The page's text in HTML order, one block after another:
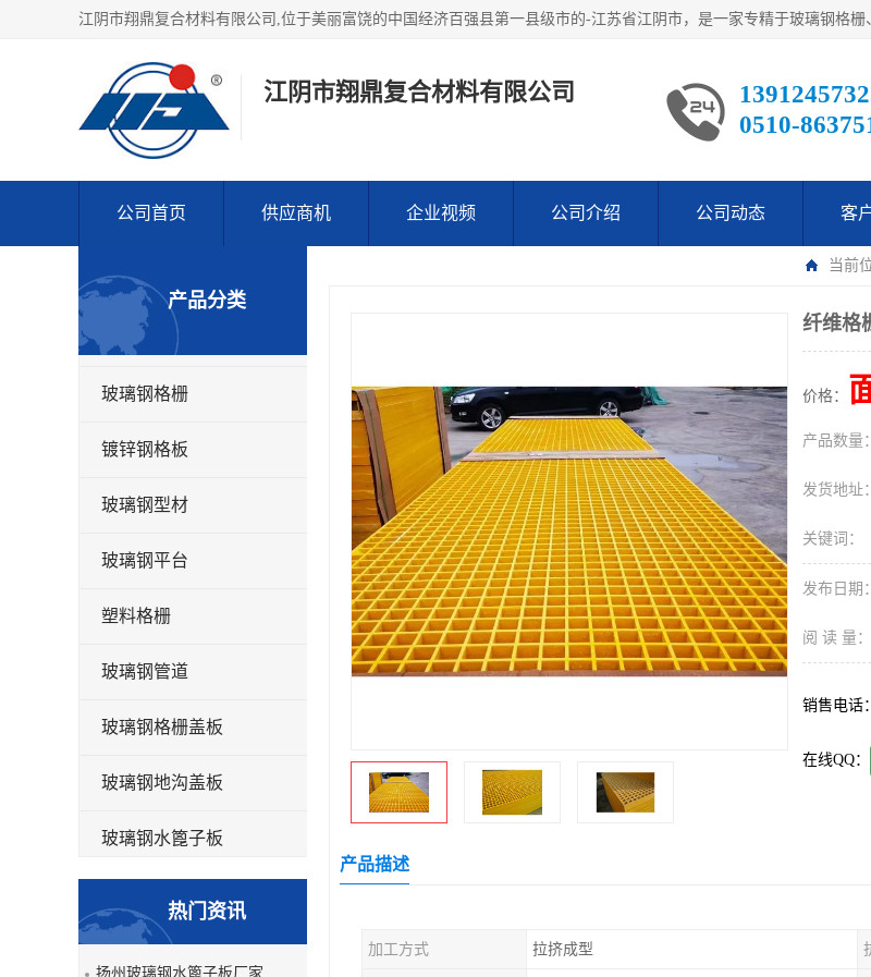
江阴市翔鼎复合材料有限公司
0510-
公司首页 供应商机 企业视频 公司介绍 公司动态 客
当前
产品分类
玻璃钢格栅
镀锌钢格板
玻璃钢型材
玻璃钢平台
塑料格栅
玻璃钢管道
玻璃钢格栅盖板
玻璃钢地沟盖板
玻璃钢水篦子板
玻璃钢平板
热门资讯
扬州玻璃钢水篦子板厂家
纤维格
价格：
产品数量：
发货地址：
关键词：
发布日期：
阅 读 量：
销售电话：
在线QQ：
产品描述
加工方式 拉挤成型